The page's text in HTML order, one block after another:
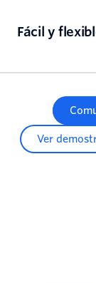
Fácil y
Ver